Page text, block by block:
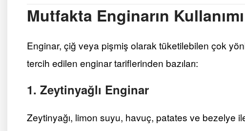
Mutfakta Enginarın Kullanımı
Enginar, çiğ veya pişmiş olarak tüketilebilen çok
tercih edilen enginar tariflerinden bazıları:
1. Zeytinyağlı Enginar
Zeytinyağı, limon suyu, havuç, patates ve bezelye